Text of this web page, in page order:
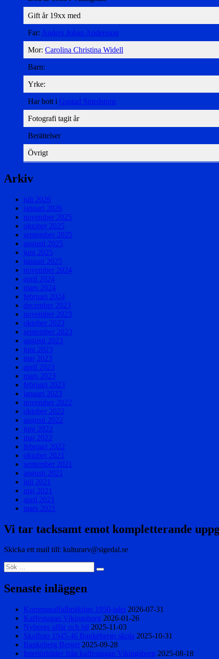
Gift år 19xx med
Far: Anders Johan Andersson
Mor: Carolina Christina Widell
Barn:
Yrke:
Har bott i Gustad Smedstorp
Fotografi tagit år
Berättelser
Övrigt
Arkiv
juli 2026
januari 2026
november 2025
oktober 2025
september 2025
augusti 2025
juni 2025
januari 2025
november 2024
april 2024
mars 2024
februari 2024
december 2023
november 2023
oktober 2023
september 2023
augusti 2023
juni 2023
maj 2023
april 2023
mars 2023
februari 2023
januari 2023
november 2022
oktober 2022
augusti 2022
juni 2022
maj 2022
februari 2022
oktober 2021
september 2021
augusti 2021
juli 2021
maj 2021
april 2021
mars 2021
Vi tar tacksamt emot kompletterande
Skicka ett mail till: kulturarv@sigedal.se
Sök
efter:
Sök
Senaste inläggen
Kommunalfullmäktige 1950-talet 2026-07-31
Kaffestugan Vikingsborg 2026-01-26
Nybergs affär och bil 2025-11-03
Skolfoto 1945-46 Bankebergs skola 2025-10-31
Bankeberg Berget 2025-09-28
Interiörbilder från kaffestugan Vikingsborg 2025-08-18